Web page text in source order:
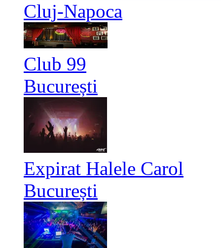
Cluj-Napoca
Club 99
București
Expirat Halele Carol
București